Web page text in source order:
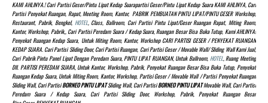
KAMI AHLINYA.! Cari Partisi Geser/pintu Lipat Kedap Suarapartisi Geser/pintu Lipat Kedap Suara KAMI AHLINYA, Cari
Partisi Penyekat Ruangan, Rapat, Meeting Room, Kantor, PABRIK PEMBUATAN PINTU LIPAT/PINTU GESER Workshop,
Restaurant, Pabrik, Bengkel, HOTEL, Class, Ballroom, Cari Partisi Pintu Lipat/Geser Ruangan Rapat, Miting Room,
Kantor, Workshop, Pabrik,, Cari Partisi Peredam Suara / Kedap Suara, Ruangan Besar Bisa Buka Tutup, Kami AHLINYA!
Penyekat Ruangan Kedap Suara, Untuk Miting Room, Kantor, Workshop CARI PARTISI GESER / PENYEKAT RUANGAN
KEDAP SUARA. Cari Partisi Sliding Door, Cari Partisi Ruangan, Cari Partisi Geser / Movable Wall/ Sliding Wall Kami Jual,
Cari Pabrik Pintu Panel Lipat Dengan Peredam Suara, PINTU LIPAT RUANGAN, Untuk Ballroom, HOTEL, Ruang Meeting
Dll. PARTISI PEREDAM SUARA, Untuk Kantor, Workshop, Pabrik, Penyekat Ruangan Besar Bisa Buka Tutup, Penyekat
Ruangan Kedap Suara, Untuk Miting Room, Kantor, Workshop, Partisi Geser / Movable Wall / Partisi Penyekat Ruangan
Sliding Wall, Cari PartisiBORNEO PINTU LIPATSliding Wall, Cari PartisiBORNEO PINTU LIPATMovable Wall, Cari Partisi
Peredam Suara / Kedap Suara, Cari Partisi Sliding Door, Workshop, Pabrik, Penyekat Ruangan Besar